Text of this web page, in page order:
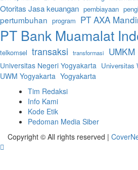
Otoritas Jasa keuangan pembiayaan
pertumbuhan program PT AXA
PT Bank Muamalat
telkomsel transaksi transformasi UMKM
Universitas Negeri Yogyakarta Universitas
UWM Yogyakarta Yogyakarta
Tim Redaksi
Info Kami
Kode Etik
Pedoman Media Siber
Copyright © All rights reserved |